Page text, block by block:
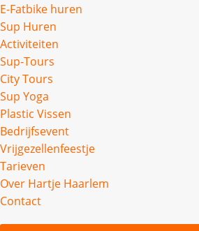
E-Fatbike huren
Sup Huren
Activiteiten
Sup-Tours
City Tours
Sup Yoga
Plastic Vissen
Bedrijfsevent
Vrijgezellenfeestje
Tarieven
Over Hartje Haarlem
Contact